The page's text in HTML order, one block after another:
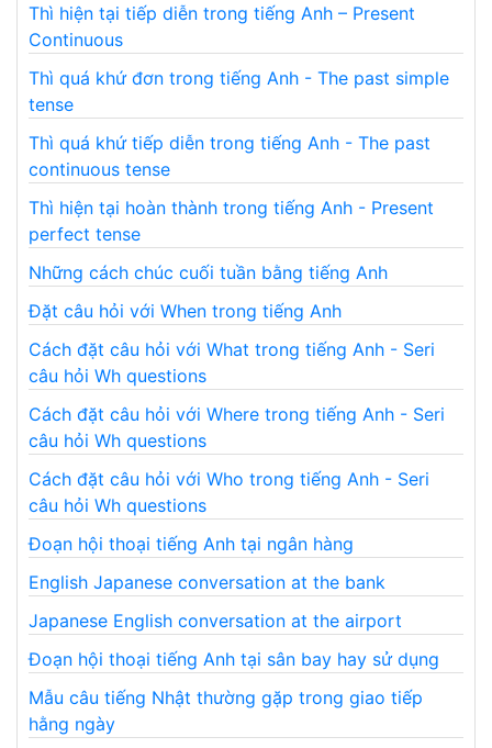
Thì hiện tại tiếp diễn trong tiếng Anh – Present
Continuous
Thì quá khứ đơn trong tiếng Anh - The past simple
tense
Thì quá khứ tiếp diễn trong tiếng Anh - The past
continuous tense
Thì hiện tại hoàn thành trong tiếng Anh - Present
perfect tense
Những cách chúc cuối tuần bằng tiếng Anh
Đặt câu hỏi với When trong tiếng Anh
Cách đặt câu hỏi với What trong tiếng Anh - Seri
câu hỏi Wh questions
Cách đặt câu hỏi với Where trong tiếng Anh - Seri
câu hỏi Wh questions
Cách đặt câu hỏi với Who trong tiếng Anh - Seri
câu hỏi Wh questions
Đoạn hội thoại tiếng Anh tại ngân hàng
English Japanese conversation at the bank
Japanese English conversation at the airport
Đoạn hội thoại tiếng Anh tại sân bay hay sử dụng
Mẫu câu tiếng Nhật thường gặp trong giao tiếp
hằng ngày